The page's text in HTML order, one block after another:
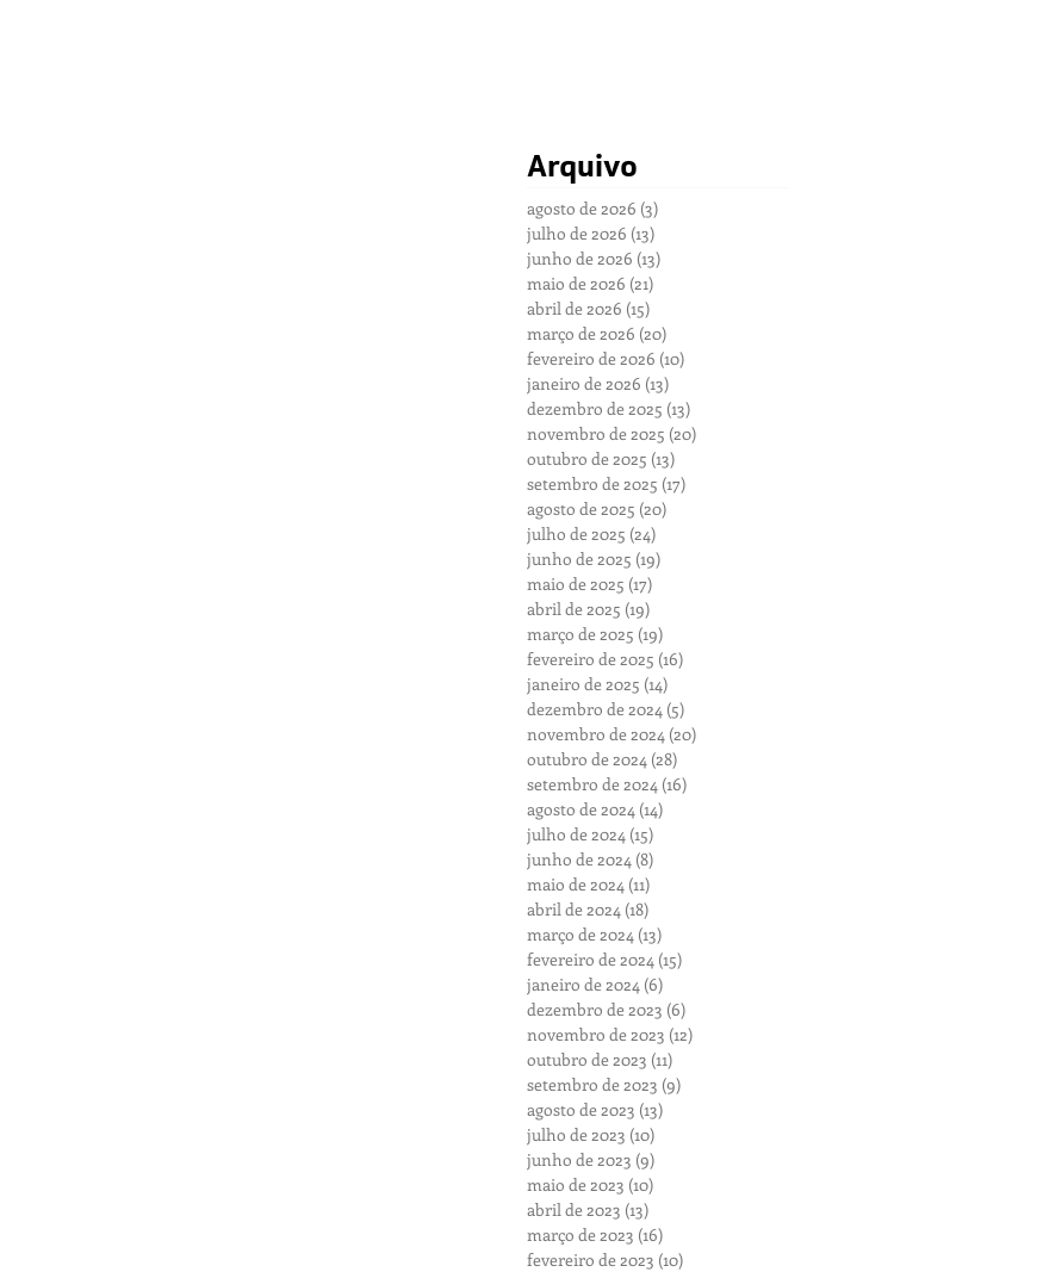
Arquivo
agosto de 2026 (3)
julho de 2026 (13)
junho de 2026 (13)
maio de 2026 (21)
abril de 2026 (15)
março de 2026 (20)
fevereiro de 2026 (10)
janeiro de 2026 (13)
dezembro de 2025 (13)
novembro de 2025 (20)
outubro de 2025 (13)
setembro de 2025 (17)
agosto de 2025 (20)
julho de 2025 (24)
junho de 2025 (19)
maio de 2025 (17)
abril de 2025 (19)
março de 2025 (19)
fevereiro de 2025 (16)
janeiro de 2025 (14)
dezembro de 2024 (5)
novembro de 2024 (20)
outubro de 2024 (28)
setembro de 2024 (16)
agosto de 2024 (14)
julho de 2024 (15)
junho de 2024 (8)
maio de 2024 (11)
abril de 2024 (18)
março de 2024 (13)
fevereiro de 2024 (15)
janeiro de 2024 (6)
dezembro de 2023 (6)
novembro de 2023 (12)
outubro de 2023 (11)
setembro de 2023 (9)
agosto de 2023 (13)
julho de 2023 (10)
junho de 2023 (9)
maio de 2023 (10)
abril de 2023 (13)
março de 2023 (16)
fevereiro de 2023 (10)